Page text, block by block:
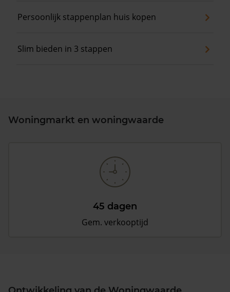
Persoonlijk stappenplan huis kopen
Slim bieden in 3 stappen
Woningmarkt en woningwaarde
45 dagen
Gem. verkooptijd